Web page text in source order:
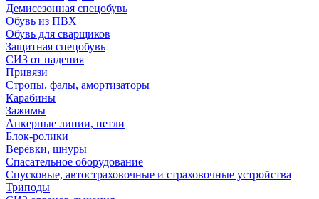
Демисезонная спецобувь
Обувь из ПВХ
Обувь для сварщиков
Защитная спецобувь
СИЗ от падения
Привязи
Стропы, фалы, амортизаторы
Карабины
Зажимы
Анкерные линии, петли
Блок-ролики
Верёвки, шнуры
Спасательное оборудование
Спусковые, автостраховочные и страховочные устройства
Триподы